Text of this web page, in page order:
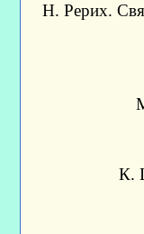
Н. Рерих.
К.